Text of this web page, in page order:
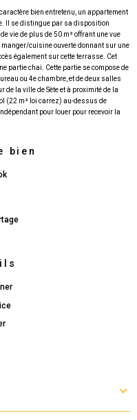
bien entretenu, un appartement
Il se distingue par sa disposition
vie de plus de 50 m² offrant une vue
cuisine ouverte donnant sur une
également sur cette terrasse. Cet
partie chai. Cette partie se compose de
ou 4e chambre, et de deux salles
de la ville de Sète et à proximité de la
(22 m² loi carrez) au-dessus de
pour louer pour recevoir la
bien